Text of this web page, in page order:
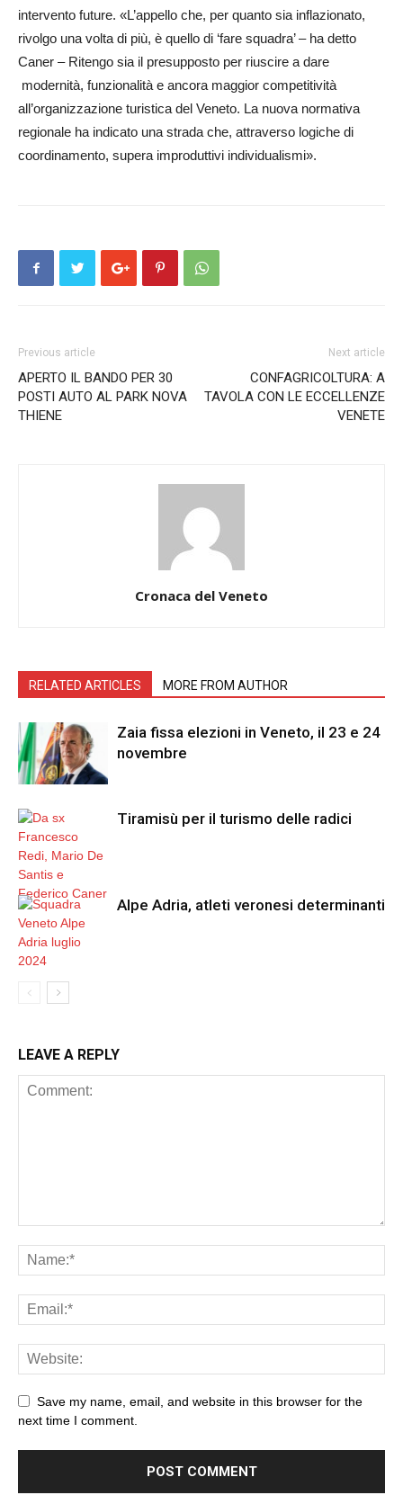
intervento future. «L’appello che, per quanto sia inflazionato,
rivolgo una volta di più, è quello di ‘fare squadra’ – ha detto
Caner – Ritengo sia il presupposto per riuscire a dare
modernità, funzionalità e ancora maggior competitività
all’organizzazione turistica del Veneto. La nuova normativa
regionale ha indicato una strada che, attraverso logiche di
coordinamento, supera improduttivi individualismi».
Previous article
APERTO IL BANDO PER 30
POSTI AUTO AL PARK NOVA
THIENE
Next article
CONFAGRICOLTURA: A
TAVOLA CON LE ECCELLENZE
VENETE
Cronaca del Veneto
RELATED ARTICLES MORE FROM AUTHOR
Zaia fissa elezioni in Veneto, il 23 e 24
novembre
Tiramisù per il turismo delle radici
Alpe Adria, atleti veronesi determinanti
LEAVE A REPLY
Save my name, email, and website in this browser for the
next time I comment.